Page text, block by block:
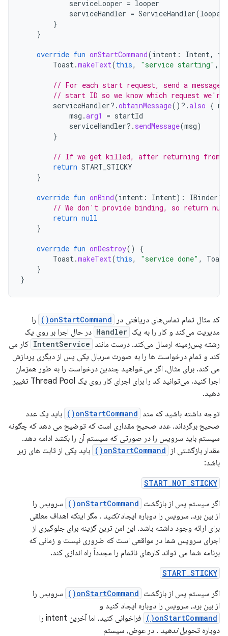
serviceLooper = looper
serviceHandler = ServiceHandler(looper
}
}
override fun onStartCommand(intent : Intent,
Toast.makeText(this, "service starting" ,
// For each start request, send a
// start ID so we know which request
serviceHandler?.obtainMessage() ?.also {
msg .arg1 = startId
serviceHandler?. sendMessage(msg)
}
// If we get killed, after returning from
return START_STICKY
}
override fun onBind(intent : Intent): IBinder?
// We don't provide binding, so return null
return null
}
override fun onDestroy()
{
Toast.makeText(this, "service done" , Toast
}
}
کد مثال تمام تماس‌های دریافتی در onStartCommand()
را
مدیریت می‌کند و کار را به یک Handler در حال اجرا بر روی یک
رشته پس‌زمینه ارسال می‌کند. درست مانند IntentService کار می
کند و تمام درخواست ها را به صورت سریال یکی پس از دیگری پردازش
می کند. برای مثال، اگر می‌خواهید چندین درخواست را به طور همزمان
اجرا کنید، می‌توانید کد را برای اجرای کار روی یک Thread Pool تغییر
دهید.
توجه داشته باشید که متد onStartCommand()
باید یک عدد
صحیح برگرداند. عدد صحیح مقداری است که توضیح می دهد که چگونه
سیستم باید سرویس را در صورتی که سیستم آن را بکشد ادامه دهد.
مقدار بازگشتی از
onStartCommand()
باید یکی از ثابت های زیر
باشد:
START_NOT_STICKY
اگر سیستم پس از بازگشت onStartCommand()
سرویس را
از بین برد، سرویس را دوباره ایجادنکنید ، مگر اینکه اهداف معلقی
برای ارائه وجود داشته باشد. این امن ترین گزینه برای جلوگیری از
اجرای سرویس شما در مواقعی است که ضروری نیست و زمانی که
برنامه شما می تواند کارهای ناتمام را مجدداً راه اندازی کند.
START_STICKY
اگر سیستم پس از بازگشت onStartCommand()
سرویس را
از بین برد، سرویس را دوباره ایجاد کنید و
onStartCommand()
فراخوانی کنید، اما آخرین intent را
دوباره تحویلندهید . در عوض، سیستم